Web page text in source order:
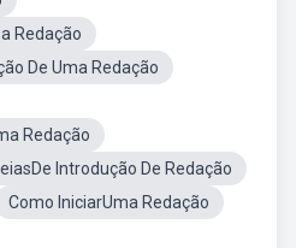
Redação
De Uma Redação
Redação
Introdução De Redação
Como IniciarUma Redação